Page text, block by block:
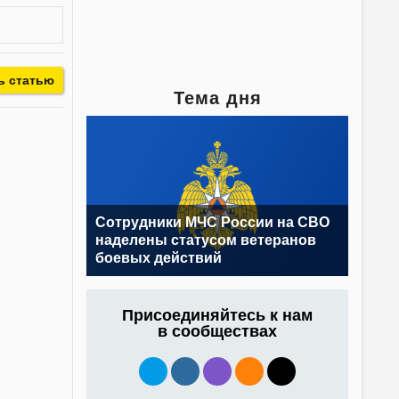
статью
Тема дня
Сотрудники МЧС России на СВО
наделены статусом ветеранов
боевых действий
Присоединяйтесь к нам
в сообществах